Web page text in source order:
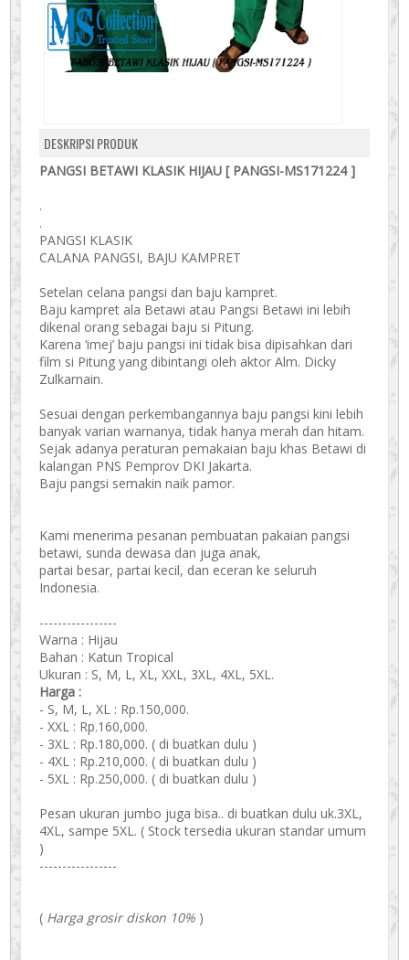
DESKRIPSI PRODUK
PANGSI BETAWI KLASIK HIJAU [ PANGSI-MS171224 ]
.
.
PANGSI KLASIK
CALANA PANGSI, BAJU KAMPRET
Setelan celana pangsi dan baju kampret.
Baju kampret ala Betawi atau Pangsi Betawi ini lebih
dikenal orang sebagai baju si Pitung.
Karena ‘imej’ baju pangsi ini tidak bisa dipisahkan dari
film si Pitung yang dibintangi oleh aktor Alm. Dicky
Zulkarnain.
Sesuai dengan perkembangannya baju pangsi kini lebih
banyak varian warnanya, tidak hanya merah dan hitam.
Sejak adanya peraturan pemakaian baju khas Betawi di
kalangan PNS Pemprov DKI Jakarta.
Baju pangsi semakin naik pamor.
Kami menerima pesanan pembuatan pakaian pangsi
betawi, sunda dewasa dan juga anak,
partai besar, partai kecil, dan eceran ke seluruh
Indonesia.
-----------------
Warna : Hijau
Bahan : Katun Tropical
Ukuran : S, M, L, XL, XXL, 3XL, 4XL, 5XL.
Harga :
- S, M, L, XL : Rp.150,000.
- XXL : Rp.160,000.
- 3XL : Rp.180,000. ( di buatkan dulu )
- 4XL : Rp.210,000. ( di buatkan dulu )
- 5XL : Rp.250,000. ( di buatkan dulu )
Pesan ukuran jumbo juga bisa.. di buatkan dulu uk.3XL,
4XL, sampe 5XL. ( Stock tersedia ukuran standar umum
)
-----------------
( Harga grosir diskon 10% )